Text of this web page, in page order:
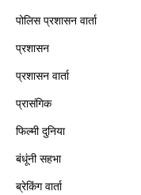
पोलिस प्रशासन वार्ता
प्रशासन
प्रशासन वार्ता
प्रासंगिक
फिल्मी दुनिया
बंधूंनी सहभा
ब्रेकिंग वार्ता